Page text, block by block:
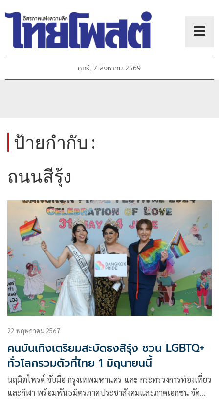
ศุกร์, 7 สิงหาคม 2569
ป้ายกำกับ :
ถนนสีรุ้ง
22 พฤษภาคม 2567
คนบันเทิงเตรียมสะบัดธงสีรุ้ง ชวน LGBTQ+
ทั่วโลกรวมตัวที่ไทย 1 มิถุนายนนี้
นฤมิตไพรด์ จับมือ กรุงเทพมหานคร และ กระทรวงการท่องเที่ยว
และกีฬา พร้อมพันธมิตรภาคประชาสังคมและภาคเอกชน จัด